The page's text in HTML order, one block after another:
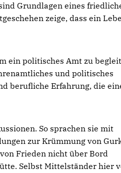
Grundlagen eines
zeige, dass ein
ein politisches Amt zu
und politisches
berufliche Erfahrung, die
So sprachen sie mit
zur Krümmung von
Frieden nicht über Bord
Selbst Mittelständer hier